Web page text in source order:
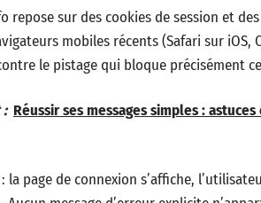
repose sur des cookies de session et
mobiles récents (Safari sur
le pistage qui bloque précisément
: Réussir ses messages simples :
la page de connexion s’affiche,